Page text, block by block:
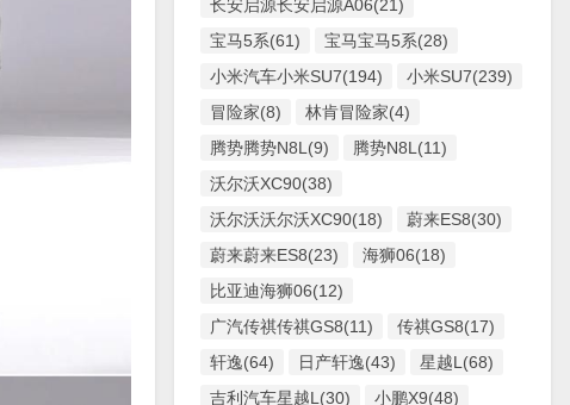
长安启源长安启源A06(21)
宝马5系(61)
宝马宝马5系(28)
小米汽车小米SU7(194)
小米SU7(239)
冒险家(8)
林肯冒险家(4)
腾势腾势N8L(9)
腾势N8L(11)
沃尔沃XC90(38)
沃尔沃沃尔沃XC90(18)
蔚来ES8(30)
蔚来蔚来ES8(23)
海狮06(18)
比亚迪海狮06(12)
广汽传祺传祺GS8(11)
传祺GS8(17)
轩逸(64)
日产轩逸(43)
星越L(68)
吉利汽车星越L(30)
小鹏X9(48)